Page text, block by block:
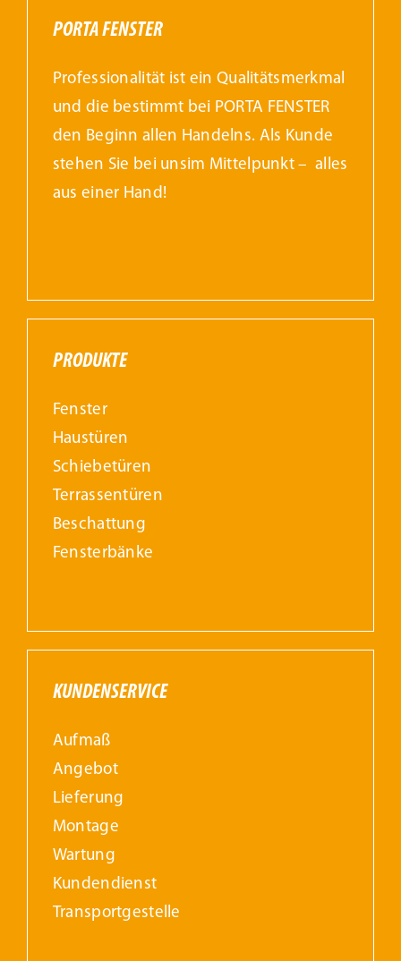
PORTA FENSTER
Professionalität ist ein Qualitätsmerkmal
und die bestimmt bei PORTA FENSTER
den Beginn allen Handelns. Als Kunde
stehen Sie bei unsim Mittelpunkt – alles
aus einer Hand!
PRODUKTE
Fenster
Haustüren
Schiebetüren
Terrassentüren
Beschattung
Fensterbänke
KUNDENSERVICE
Aufmaß
Angebot
Lieferung
Montage
Wartung
Kundendienst
Transportgestelle